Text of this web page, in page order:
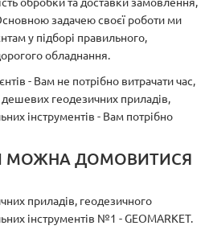
задачею своєї роботи ми
у підборі правильного,
обладнання.
- Вам не потрібно витрачати час,
геодезичних приладів,
інструментів - Вам потрібно
МОЖНА ДОМОВИТИСЯ
приладів, геодезичного
інструментів №1 - GEOMARKET.